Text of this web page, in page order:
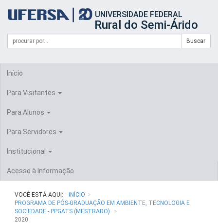
portal
UFERSA
UNIVERSIDADE FEDERAL
Rural do Semi-Árido
Formulário
Busca
Campo
de
Buscar
Início
Para Visitantes
Para Alunos
Para Servidores
Institucional
Acesso à Informação
VOCÊ ESTÁ AQUI:
INÍCIO
PROGRAMA DE PÓS-GRADUAÇÃO EM AMBIENTE, TECNOLOGIA E
SOCIEDADE - PPGATS (MESTRADO)
2020